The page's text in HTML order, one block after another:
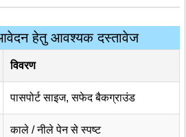
हेतु आवश्यक दस्तावेज
विवरण
पासपोर्ट साइज, सफेद बैकग्राउंड
काले / नीले पेन से स्पष्ट